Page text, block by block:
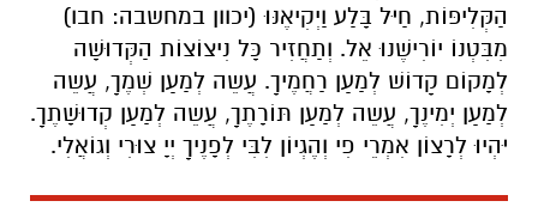
הַקְּלִיפּוֹת, חַיִל בָּלַע וַיְקִיאֶנּוּ (יכוון במחשבה: חבו)
מִבִּטְנוֹ יוֹרִישֶׁנוּ אֵל. וְתַחֲזִיר כָּל נִיצוֹצוֹת הַקְּדוּשָׁה
לְמָקוֹם קָדוֹשׁ לְמַעַן רַחֲמֶיךָ. עֲשֵה לְמַעַן שְׁמֶךָ, עֲשֵה
לְמַעַן יְמִינֶךָ, עֲשֵה לְמַעַן תּוֹרָתֶךָ, עֲשֵה לְמַעַן קְדוּשָׁתֶךָ.
יִהְיוּ לְרָצוֹן אִמְרֵי פִי וְהֶגְיוֹן לִבִּי לְפָנֶיךָ יְיָ צוּרִי וְגוֹאֲלִי.